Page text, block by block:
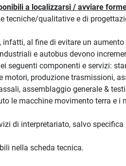
a localizzarsi / avviare
tecniche/qualitative e di
al fine di evitare un
e autobus devono
seguenti componenti e servizi:
motori, produzione trasmissioni,
assemblaggio generale &
le macchine movimento terra e i
di interpretariato, salvo specifica
nella scheda tecnica.